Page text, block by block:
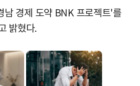
경제 도약 BNK 프로젝트'를
밝혔다.